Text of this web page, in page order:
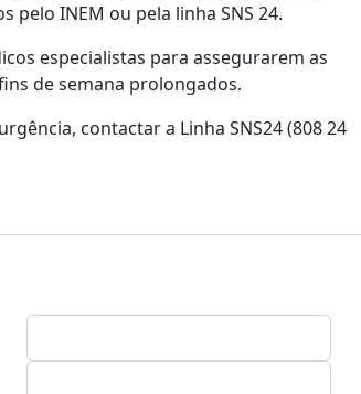
pelo INEM ou pela linha SNS 24.
especialistas para assegurarem as
de semana prolongados.
contactar a Linha SNS24 (808 24